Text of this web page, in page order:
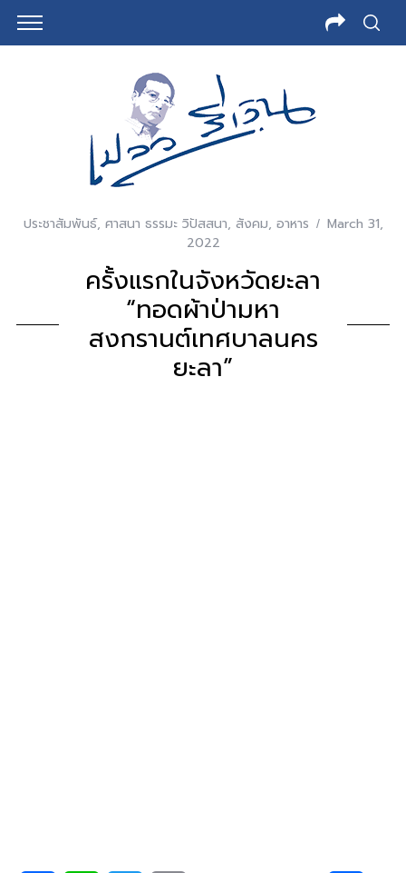
ประชาสัมพันธ์, ศาสนา ธรรมะ วิปัสสนา, สังคม, อาหาร
March 31,
2022
ครั้งแรกในจังหวัดยะลา
“ทอดผ้าป่ามหา
สงกรานต์เทศบาลนคร
ยะลา”